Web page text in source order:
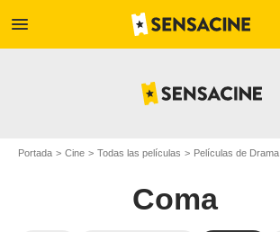
menu
Portada Cine Todas las películas Películas de Drama
Coma